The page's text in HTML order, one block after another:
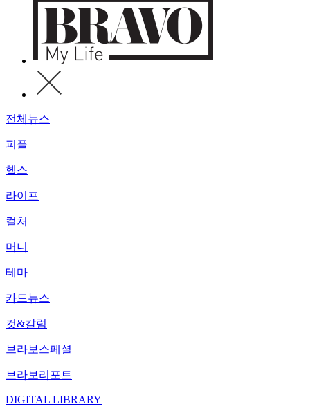
전체뉴스
피플
헬스
라이프
컬처
머니
테마
카드뉴스
컷&칼럼
브라보스페셜
브라보리포트
DIGITAL LIBRARY